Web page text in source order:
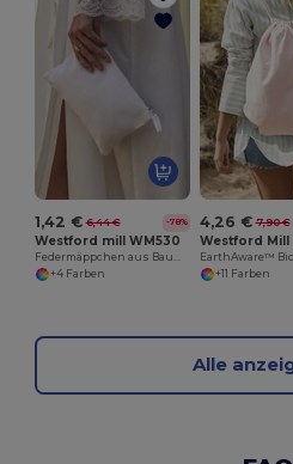
1,42 € 6,44 € -78%
Westford mill WM530
+4 Farben
4,26 € 7,90 €
Westford Mill
+11 Farben
Alle